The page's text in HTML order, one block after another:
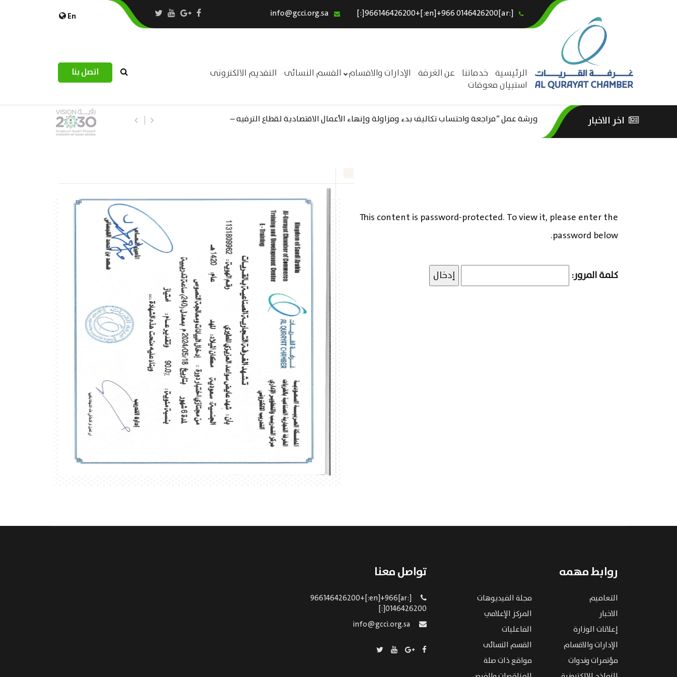
[:ar]966146426200+[:en]+966 0146426200[:]
En
الرئيسية خدماتنا عن الغرفة الإدارات والاقسام القسم النسائى التقديم الالكترونى
استبيان معوقات
اتصل بنا
الرئيسية
عن الغرفة
القسم النسائى
التقديم الالكترونى
اخر الاخبار
ورشة عمل “مراجعة واحتساب تكاليف بدء ومزاولة وإنهاء الأعمال الاقتصادية لقطاع الترفيه –
ورشة عمل : العمـــــل الحـــــر استبيان مرصد التحديات اللوجستية
This content is password-protected. To view it, please enter the
password below.
كلمة المرور:
روابط مهمه
التعاميم
مجلة الفيديوهات
الاخبار
المركز الإعلامي
إعلانات الوزارة
الفاعليات
الإدارات والاقسام
القسم النسائى
مؤتمرات وندوات
مواقع ذات صلة
تواصل معنا
[:ar]966146426200+[:en]+966
0146426200[:]